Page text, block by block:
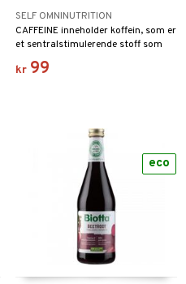
SELF OMNINUTRITION
CAFFEINE inneholder koffein, som er
et sentralstimulerende stoff som
finnes naturlig i for eksempel kaffe,
te, kakao og guarana.
kr 99
eco